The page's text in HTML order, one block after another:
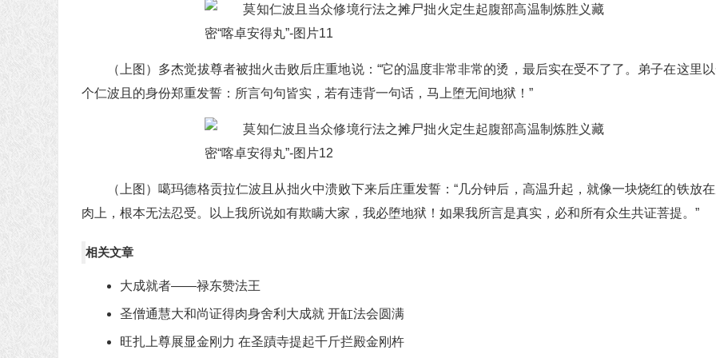
（上图）多杰觉拔尊者被拙火击败后庄重地说：“它的温度非常非常的烫，最后实在受不了了。弟子在这里
个仁波且的身份郑重发誓：所言句句皆实，若有违背一句话，马上堕无间地狱！”
（上图）噶玛德格贡拉仁波且从拙火中溃败下来后庄重发誓：“几分钟后，高温升起，就像一块烧红的铁放
肉上，根本无法忍受。以上我所说如有欺瞒大家，我必堕地狱！如果我所言是真实，必和所有众生共证菩提。”
相关文章
大成就者——禄东赞法王
圣僧通慧大和尚证得肉身舍利大成就 开缸法会圆满
旺扎上尊展显金刚力 在圣蹟寺提起千斤拦殿金刚杵